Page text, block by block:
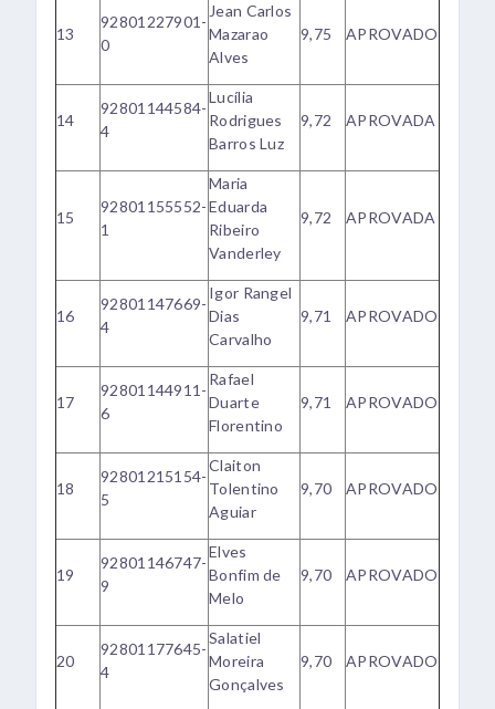
13
92801227901-
0
Jean Carlos
Mazarao
Alves
9,75 APROVADO
14
92801144584-
4
Lucília
Rodrigues
Barros Luz
9,72 APROVADA
15
92801155552-
1
Maria
Eduarda
Ribeiro
Vanderley
9,72 APROVADA
16
92801147669-
4
Igor Rangel
Dias
Carvalho
9,71 APROVADO
17
92801144911-
6
Rafael
Duarte
Florentino
9,71 APROVADO
18
92801215154-
5
Claiton
Tolentino
Aguiar
9,70 APROVADO
19
92801146747-
9
Elves
Bonfim de
Melo
9,70 APROVADO
20
92801177645-
4
Salatiel
Moreira
Gonçalves
9,70 APROVADO